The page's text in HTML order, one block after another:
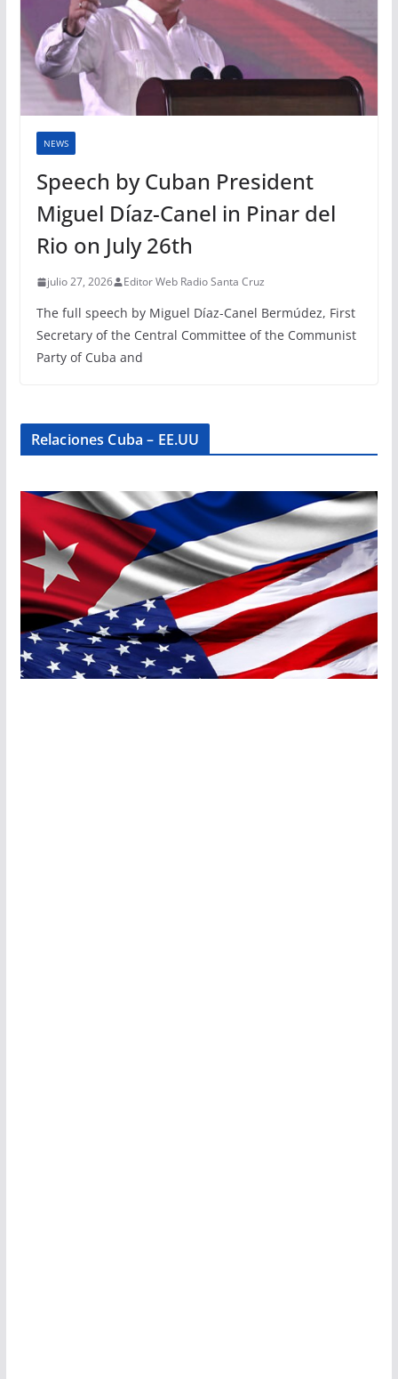
NEWS
Speech by Cuban President
Miguel Díaz-Canel in Pinar del
Rio on July 26th
julio 27, 2026 Editor Web Radio Santa Cruz
The full speech by Miguel Díaz-Canel Bermúdez, First
Secretary of the Central Committee of the Communist
Party of Cuba and
Relaciones Cuba – EE.UU